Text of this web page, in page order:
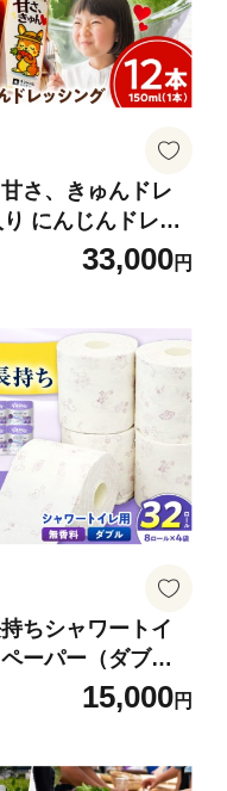
さ、きゅんドレ
にんじんドレッ
業】 開成町 [BDAX
33,000円
ちシャワートイ
ーパー（ダブ
ール×4パック)
開成町 トイレッ
蓄 防災 エコ 消
15,000円